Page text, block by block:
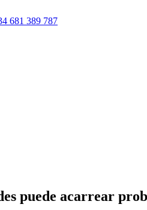
681 389 787
puede acarrear